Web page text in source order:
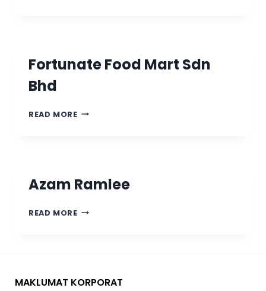
Fortunate Food Mart Sdn
Bhd
READ MORE
Azam Ramlee
READ MORE
MAKLUMAT KORPORAT